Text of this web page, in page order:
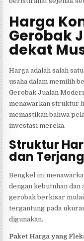
Harga
Gerobak
dekat
Harga adalah salah
usaha dalam memilih
Gerobak Jualan
menawarkan struktur
memastikan bahwa
investasi mereka.
Struktur
dan
Bengkel ini
dengan kebutuhan dan
gerobak berkisar
tergantung pada
digunakan.
Paket Harga yang